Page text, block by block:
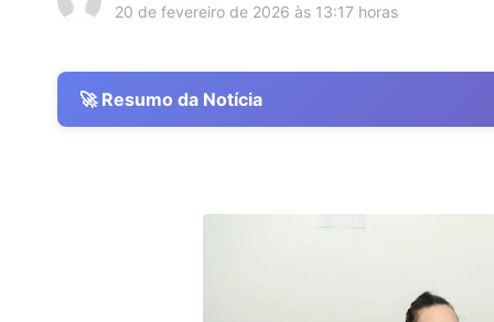
20 de fevereiro de 2026 às 13:17 horas
🚀 Resumo da Notícia